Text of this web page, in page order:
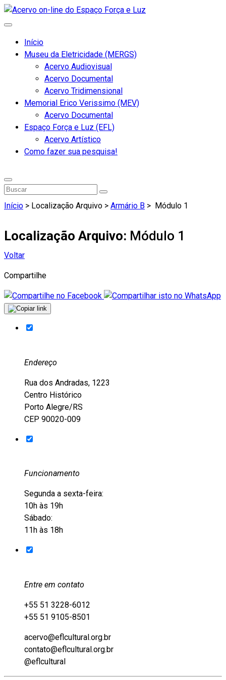
Início
Museu da Eletricidade (MERGS)
Acervo Audiovisual
Acervo Documental
Acervo Tridimensional
Memorial Erico Verissimo (MEV)
Acervo Documental
Espaço Força e Luz (EFL)
Acervo Artístico
Como fazer sua pesquisa!
Início > Localização Arquivo > Armário B > Módulo 1
Localização Arquivo: Módulo 1
Voltar
Compartilhe
Endereço
Rua dos Andradas, 1223
Centro Histórico
Porto Alegre/RS
CEP 90020-009
Funcionamento
Segunda a sexta-feira:
10h às 19h
Sábado:
11h às 18h
Entre em contato
+55 51 3228-6012
+55 51 9105-8501
acervo@eflcultural.org.br
contato@eflcultural.org.br
@eflcultural